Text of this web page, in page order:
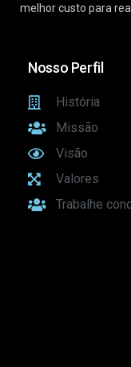
melhor custo para
Nosso Perfil
História
Missão
Visão
Valores
Trabalhe